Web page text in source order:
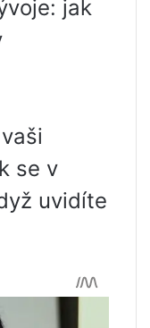
jak
se v
uvidíte